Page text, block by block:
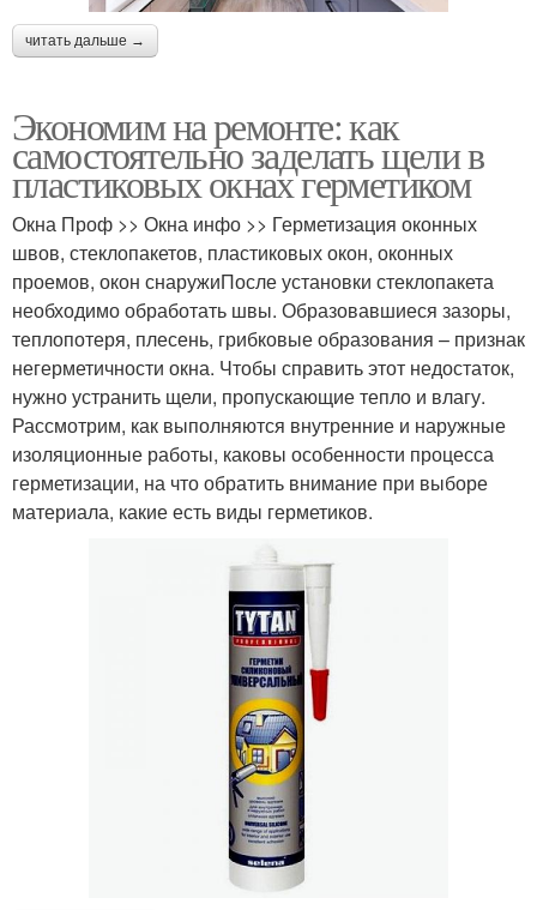
читать дальше →
Экономим на ремонте: как
самостоятельно заделать щели в
пластиковых окнах герметиком
Окна Проф >> Окна инфо >> Герметизация оконных
швов, стеклопакетов, пластиковых окон, оконных
проемов, окон снаружиПосле установки стеклопакета
необходимо обработать швы. Образовавшиеся зазоры,
теплопотеря, плесень, грибковые образования – признак
негерметичности окна. Чтобы справить этот недостаток,
нужно устранить щели, пропускающие тепло и влагу.
Рассмотрим, как выполняются внутренние и наружные
изоляционные работы, каковы особенности процесса
герметизации, на что обратить внимание при выборе
материала, какие есть виды герметиков.